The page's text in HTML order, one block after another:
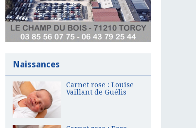
Naissances
Carnet rose : Louise
Vaillant de Guélis